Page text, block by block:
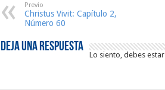
Previo
Christus Vivit: Capítulo 2,
Número 60
Deja una respuesta
Lo siento, debes estar